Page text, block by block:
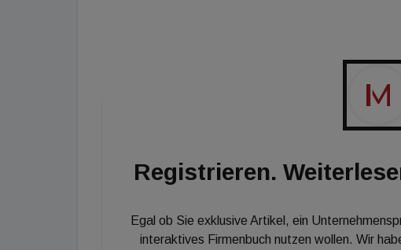
nach deutschem Gesellschaftsrecht mit unseren
gestalten, um weiteres Wertschöpfungspotenzial an
zählen zehn Einzelhandelsobjekte, die sich auf die
Registrieren.
Egal ob Sie exklusive Artikel, ein
interaktives Firmenbuch nutzen wollen. Wir